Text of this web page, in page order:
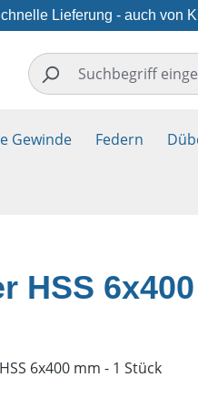
Lieferung - auch von
Gewinde Federn
HSS